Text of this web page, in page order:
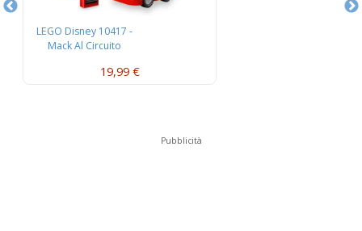
LEGO Disney 10417 -
Mack Al Circuito
19,99 €
Pubblicità